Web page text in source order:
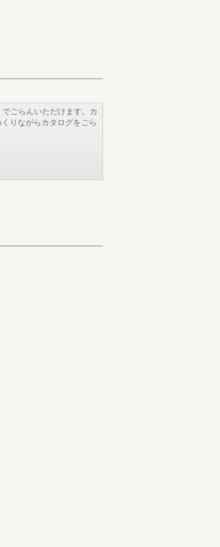
ごらんいただけます。カ
りながらカタログをごら